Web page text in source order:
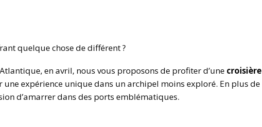
quelque chose de différent ?
en avril, nous vous proposons de profiter d’une croisière
une expérience unique dans un archipel moins exploré. En plus de
d’amarrer dans des ports emblématiques.